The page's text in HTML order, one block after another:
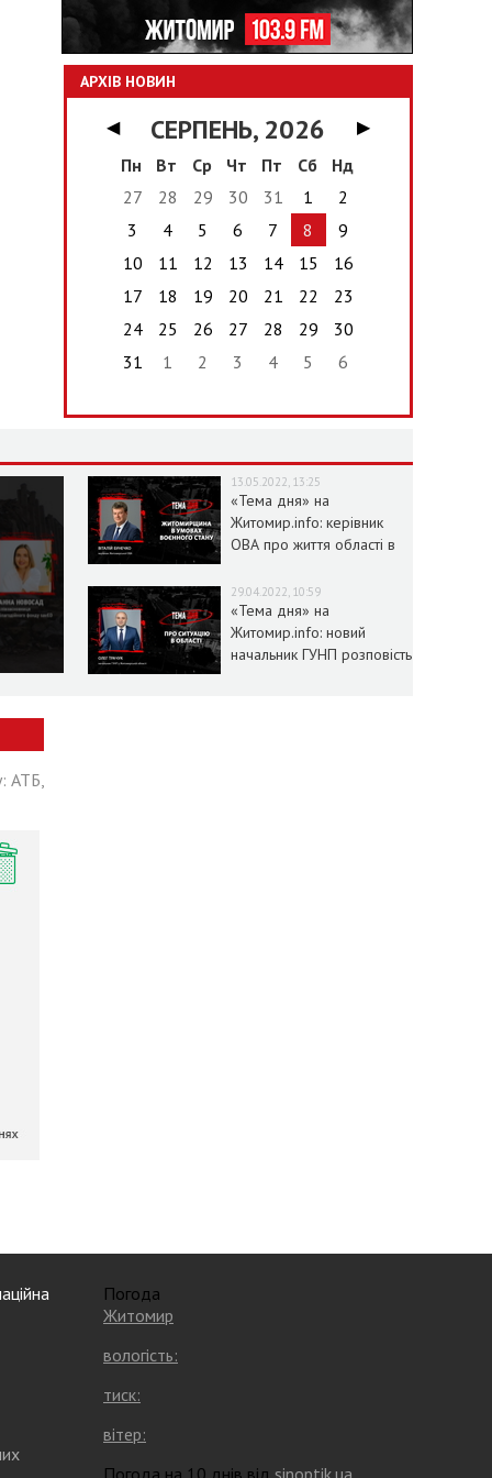
АРХІВ НОВИН
◀ СЕРПЕНЬ, 2026
▶
Пн
Вт Ср Чт Пт Сб
Нд
27
28 29 30 31 1
2
3
4 5 6 7 8
9
10
11 12 13 14 15
16
17
18 19 20 21 22
23
24
25 26 27 28 29
30
31
1 2 3 4 5 6
13.05.2022, 13:25
«Тема дня» на
Житомир.info: керівник
ОВА про життя області в
29.04.2022, 10:59
«Тема дня» на
Житомир.info: новий
начальник ГУНП розповість
АТБ,
Погода
Житомир
вологість:
тиск:
вітер:
Погода на 10 днів від sinoptik.ua